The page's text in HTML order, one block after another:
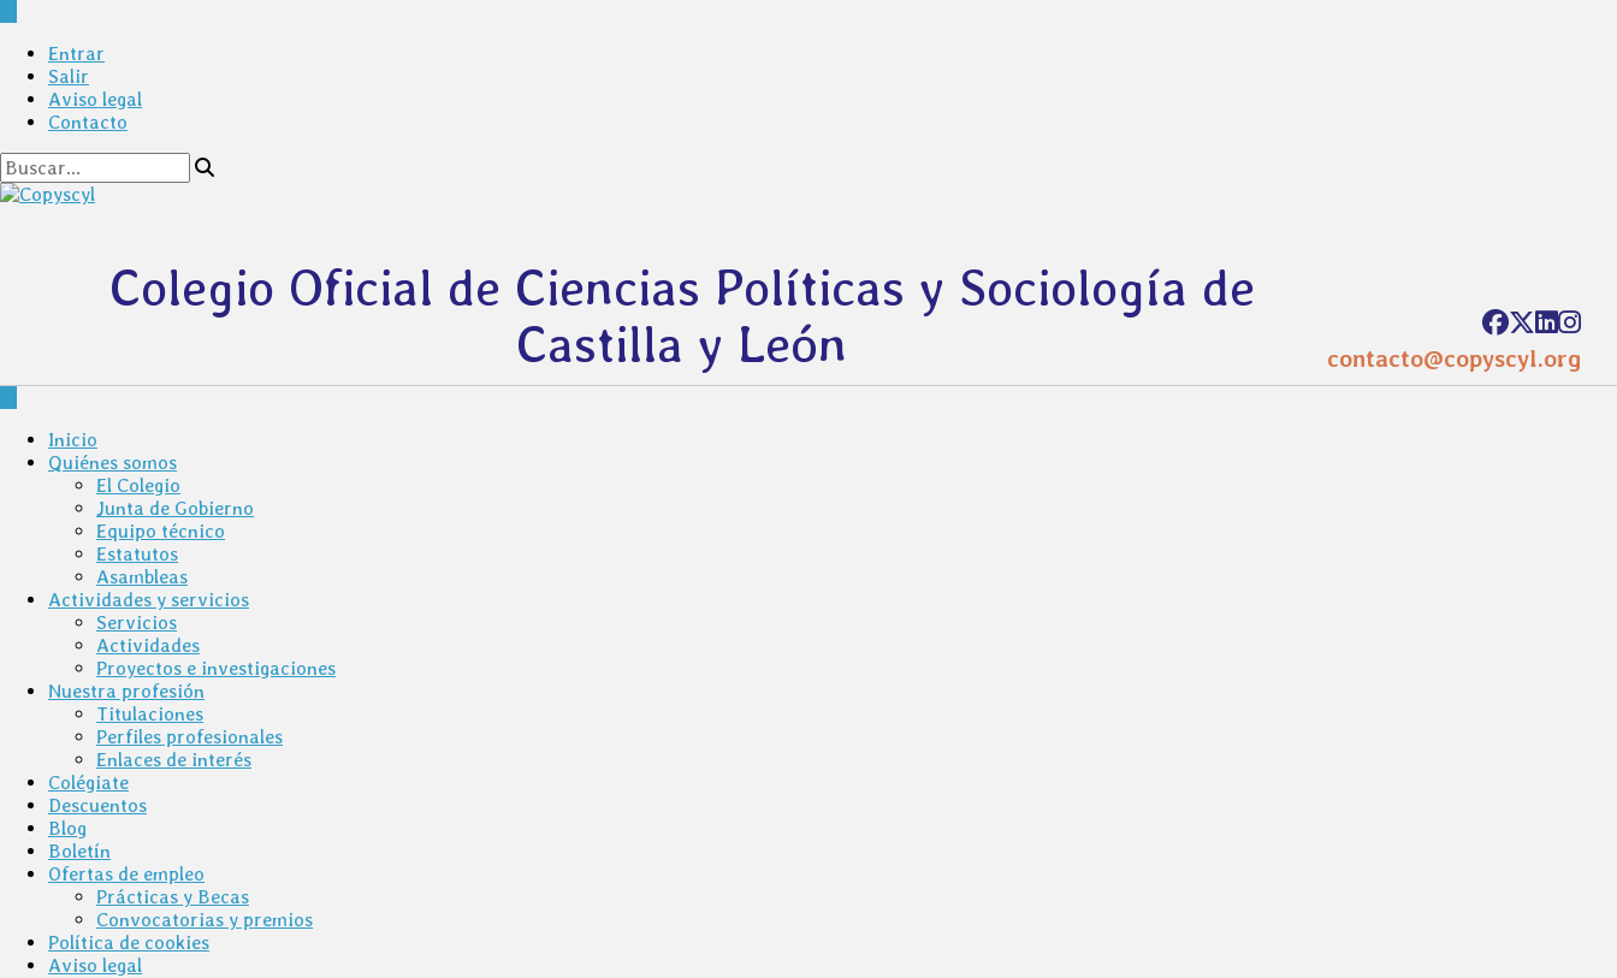
Entrar
Salir
Aviso legal
Contacto
Colegio Oficial de Ciencias Políticas y Sociología de
Castilla y León
contacto@copyscyl.org
Inicio
Quiénes somos
El Colegio
Junta de Gobierno
Equipo técnico
Estatutos
Asambleas
Actividades y servicios
Servicios
Actividades
Proyectos e investigaciones
Nuestra profesión
Titulaciones
Perfiles profesionales
Enlaces de interés
Colégiate
Descuentos
Blog
Boletín
Ofertas de empleo
Prácticas y Becas
Convocatorias y premios
Política de cookies
Aviso legal